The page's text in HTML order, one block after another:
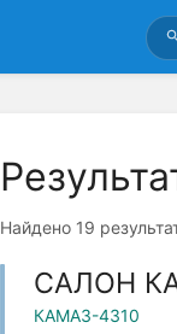
Найдено 19
САЛОН
КАМАЗ-4310